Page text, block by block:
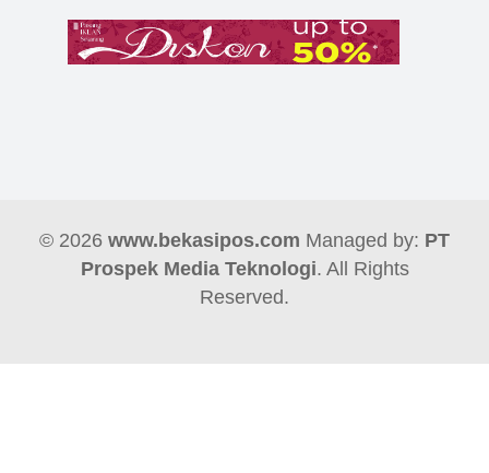
© 2026 www.bekasipos.com Managed by: PT
Prospek Media Teknologi. All Rights
Reserved.